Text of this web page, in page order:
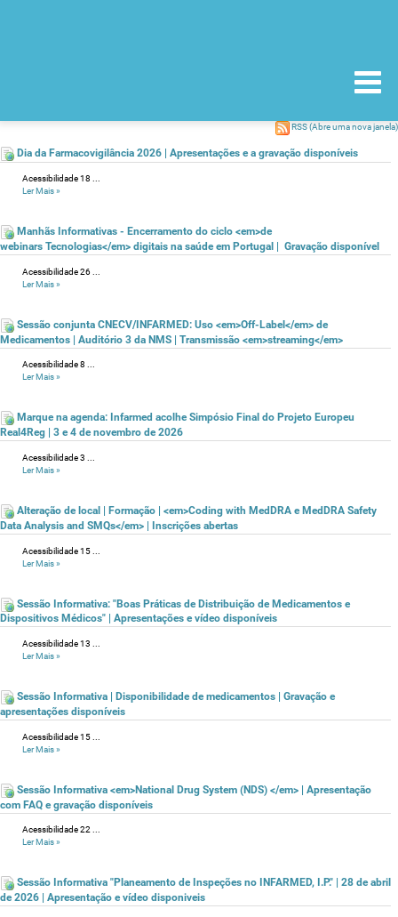
RSS(Abre uma nova janela)
Dia da Farmacovigilância 2026 | Apresentações e a gravação disponíveis
Acessibilidade 18 ...
Ler Mais»
Manhãs Informativas - Encerramento do ciclo <em>de
webinars Tecnologias</em> digitais na saúde em Portugal | Gravação disponível
Acessibilidade 26 ...
Ler Mais»
Sessão conjunta CNECV/INFARMED: Uso <em>Off-Label</em> de
Medicamentos | Auditório 3 da NMS | Transmissão <em>streaming</em>
Acessibilidade 8 ...
Ler Mais»
Marque na agenda: Infarmed acolhe Simpósio Final do Projeto Europeu
Real4Reg | 3 e 4 de novembro de 2026
Acessibilidade 3 ...
Ler Mais»
Alteração de local | Formação | <em>Coding with MedDRA e MedDRA Safety
Data Analysis and SMQs</em> | Inscrições abertas
Acessibilidade 15 ...
Ler Mais»
Sessão Informativa: "Boas Práticas de Distribuição de Medicamentos e
Dispositivos Médicos" | Apresentações e vídeo disponíveis
Acessibilidade 13 ...
Ler Mais»
Sessão Informativa | Disponibilidade de medicamentos | Gravação e
apresentações disponíveis
Acessibilidade 15 ...
Ler Mais»
Sessão Informativa <em>National Drug System (NDS) </em> | Apresentação
com FAQ e gravação disponíveis
Acessibilidade 22 ...
Ler Mais»
Sessão Informativa "Planeamento de Inspeções no INFARMED, I.P." | 28 de abril
de 2026 | Apresentação e vídeo disponiveis